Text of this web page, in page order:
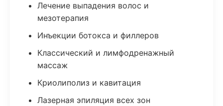
Лечение выпадения волос и
мезотерапия
Инъекции ботокса и филлеров
Классический и лимфодренажный
массаж
Криолиполиз и кавитация
Лазерная эпиляция всех зон